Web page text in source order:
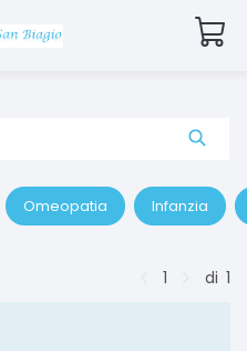
Omeopatia Infanzia
1 di 1